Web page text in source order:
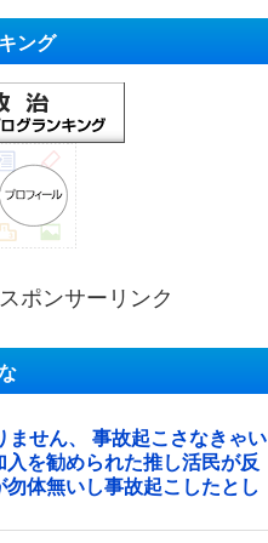
ング
スポンサーリンク
ません、 事故起こさなきゃい
入を勧められた推し活民が反
勿体無いし事故起こしたとし